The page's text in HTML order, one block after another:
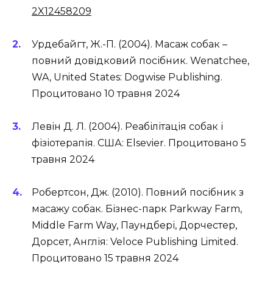
2X12458209
Урдебайгт, Ж.-П. (2004). Масаж собак –
повний довідковий посібник. Wenatchee,
WA, United States: Dogwise Publishing.
Процитовано 10 травня 2024
Левін Д. Л. (2004). Реабілітація собак і
фізіотерапія. США: Elsevier. Процитовано 5
травня 2024
Робертсон, Дж. (2010). Повний посібник з
масажу собак. Бізнес-парк Parkway Farm,
Middle Farm Way, Паундбері, Дорчестер,
Дорсет, Англія: Veloce Publishing Limited.
Процитовано 15 травня 2024